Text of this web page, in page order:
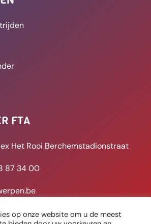
kroonde
op onze website om u de meest